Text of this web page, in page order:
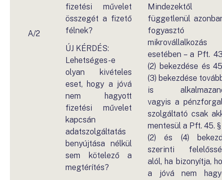
A/2
fizetési művelet
összegét a fizető
félnek?
ÚJ KÉRDÉS:
Lehetséges-e
olyan kivételes
eset, hogy a jóvá
nem hagyott
fizetési művelet
kapcsán
adatszolgáltatás
benyújtása nélkül
sem kötelező a
megtérítés?
Mindezektől
függetlenül
fogyasztó
mikrovállalkozás
esetében – a Pft.
(2) bekezdése és
(3) bekezdése
is
vagyis a
szolgáltató csak
mentesül a Pft. 45. §
(2) és (4)
szerinti
alól, ha bizonyítja,
a jóvá nem